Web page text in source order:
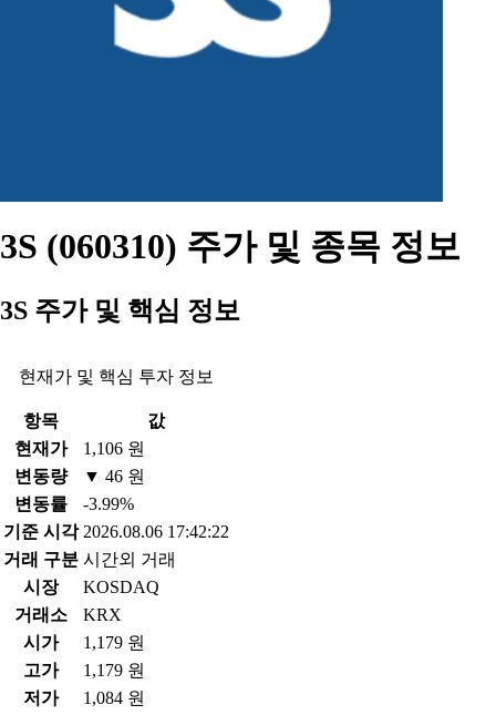
3S (060310) 주가 및 종목 정보
3S 주가 및 핵심 정보
현재가 및 핵심 투자 정보
항목
값
현재가
1,106 원
변동량
▼ 46 원
변동률
-3.99%
기준 시각 2026.08.06 17:42:22
거래 구분 시간외 거래
시장
KOSDAQ
거래소
KRX
시가
1,179 원
고가
1,179 원
저가
1,084 원